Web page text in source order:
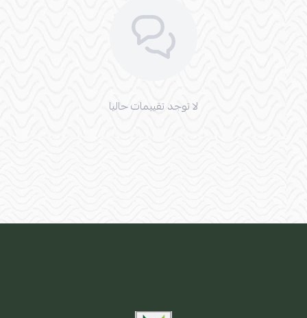
لا توجد تقييمات حاليا